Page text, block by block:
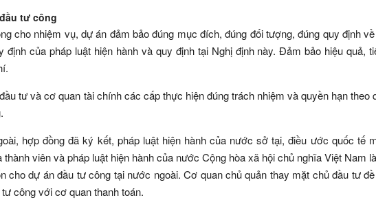
tư công
cho nhiệm vụ, dự án đảm bảo đúng mục đích, đúng đối tượng, đúng quy định
của pháp luật hiện hành và quy định tại Nghị định này. Đảm bảo hiệu quả,
tư và cơ quan tài chính các cấp thực hiện đúng trách nhiệm và quyền hạn theo
hợp đồng đã ký kết, pháp luật hiện hành của nước sở tại, điều ước quốc tế
viên và pháp luật hiện hành của nước Cộng hòa xã hội chủ nghĩa Việt Nam
cho dự án đầu tư công tại nước ngoài. Cơ quan chủ quản thay mặt chủ đầu tư
công với cơ quan thanh toán.